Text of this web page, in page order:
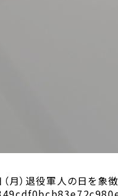
月）退役軍人の日を象